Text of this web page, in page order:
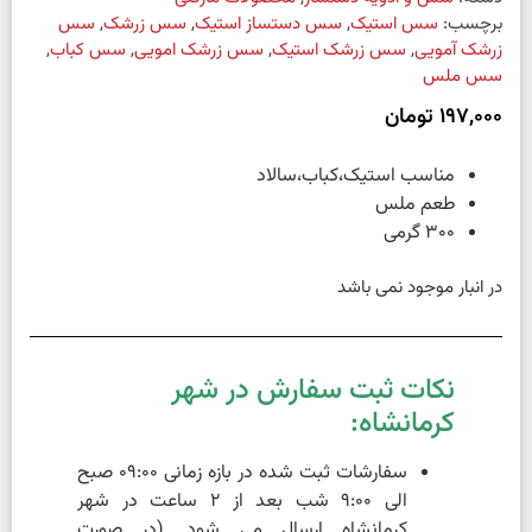
برچسب: سس استیک, سس دستساز استیک, سس زرشک, سس
زرشک آمویی, سس زرشک استیک, سس زرشک امویی, سس کباب,
سس ملس
197,000 تومان
مناسب استیک،کباب،سالاد
طعم ملس
300 گرمی
در انبار موجود نمی باشد
نکات ثبت سفارش در شهر
کرمانشاه:
سفارشات ثبت شده در بازه زمانی 09:00 صبح
الی 9:00 شب بعد از 2 ساعت در شهر